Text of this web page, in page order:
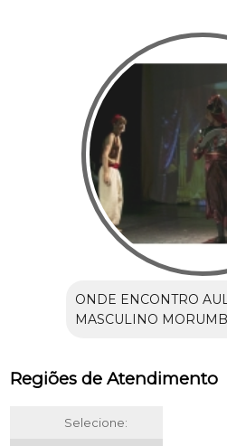
ONDE ENCONTRO
MASCULINO
Regiões de Atendimento
Selecione: